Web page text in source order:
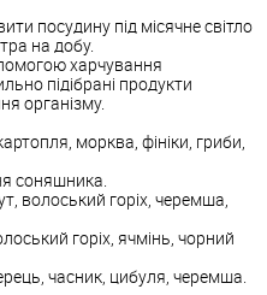
посудину під місячне світло
на добу.
харчування
підібрані продукти
організму.
морква, фініки, гриби,
соняшника.
волоський горіх, черемша,
горіх, ячмінь, чорний
часник, цибуля, черемша.